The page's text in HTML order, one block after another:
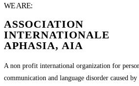
WE ARE:
ASSOCIATION
INTERNATIONALE
APHASIA, AIA
A non profit international organization for
communication and language disorder caused